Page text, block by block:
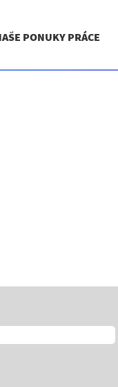
PONUKY PRÁCE